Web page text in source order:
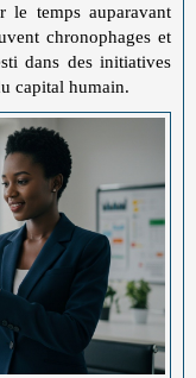
le temps auparavant
chronophages et
dans des initiatives
capital humain.